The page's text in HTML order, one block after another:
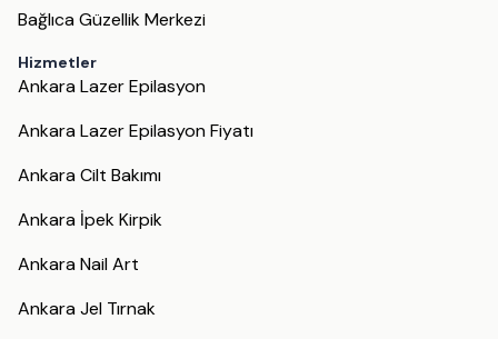
Bağlıca Güzellik Merkezi
Hizmetler
Ankara Lazer Epilasyon
Ankara Lazer Epilasyon Fiyatı
Ankara Cilt Bakımı
Ankara İpek Kirpik
Ankara Nail Art
Ankara Jel Tırnak